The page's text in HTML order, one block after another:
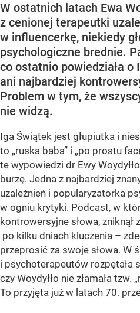
W ostatnich latach Ewa
z cenionej terapeutki
w influencerkę, niekiedy
psychologiczne brednie.
co ostatnio powiedziała o
ani najbardziej
Problem w tym, że
nie widzą.
Iga Świątek jest głupiutka i
to „ruska baba” i „po prostu
te wypowiedzi dr Ewy
burzę. Jedna z najbardziej
uzależnień i popularyzatorka
w ogniu krytyki. Podcast, w
kontrowersyjne słowa, zniknął
po kilku dniach kluczenia –
przeprosić za swoje słowa. W
i psychoterapeutów rozpętała
czy Woydyłło nie złamała tzw.
To przyjęta już w latach 70.